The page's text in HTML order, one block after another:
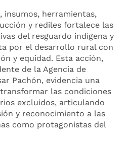
insumos, herramientas,
y rediles fortalece las
del resguardo indígena y
por el desarrollo rural con
y equidad. Esta acción,
de la Agencia de
Pachón, evidencia una
las condiciones
excluidos, articulando
y reconocimiento a las
como protagonistas del